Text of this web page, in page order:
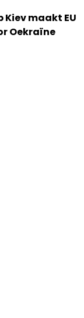
Kiev maakt EU
Oekraïne